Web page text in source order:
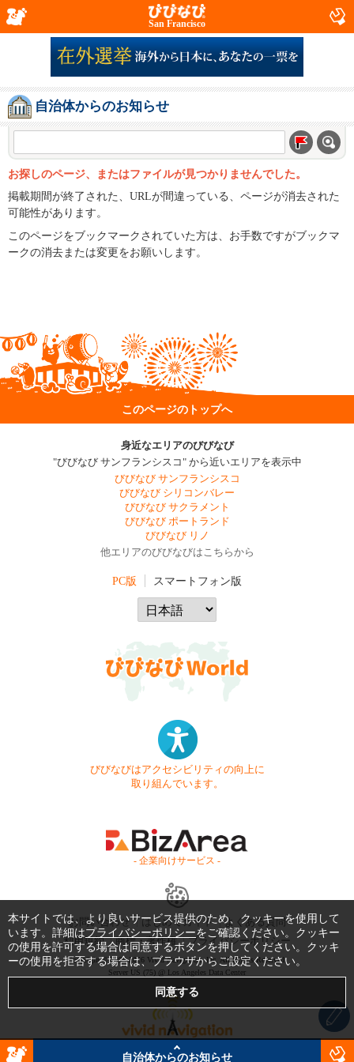
San Francisco
自治体からのお知らせ
お探しのページ、またはファイルが見つかりませんでした。
掲載期間が終了された、URLが間違っている、ページが消去された
可能性があります。
このページをブックマークされていた方は、お手数ですがブックマ
ークの消去または変更をお願いします。
このページのトップへ
身近なエリアのびびなび
"びびなび サンフランシスコ" から近いエリアを表示中
びびなび サンフランシスコ
びびなび シリコンバレー
びびなび サクラメント
びびなび ポートランド
びびなび リノ
他エリアのびびなびはこちらから
PC版 スマートフォン版
びびなびはアクセシビリティの向上に
取り組んでいます。
- 企業向けサービス -
お問い合わせ はじめてガイド
よくある質問
利用規約
商標・著作権 プライバシーポリシー
Copyright © 1999-2026 Vivid Navigation, Inc. All Rights Reserved.
Server US (75) @ Los Angeles Data Center
自治体からのお知らせ
本サイトでは、より良いサービス提供のため、クッキーを使用して
います。詳細はプライバシーポリシーをご確認ください。クッキー
の使用を許可する場合は同意するボタンを押してください。クッキ
ーの使用を拒否する場合は、ブラウザからご設定ください。